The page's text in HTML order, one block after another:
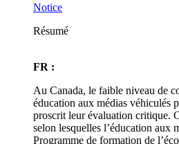
Notice
Résumé
FR :
Au Canada, le faible niveau de
éducation aux médias véhiculés
proscrit leur évaluation critique.
selon lesquelles l’éducation aux
Programme de formation de